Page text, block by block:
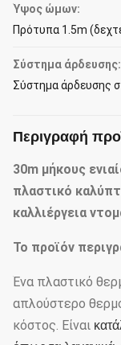
Ύψος ώμων:
Πρότυπα 1.5m
Σύστημα άρδευσης:
Σύστημα άρδευσης
Περιγραφή
30m μήκους
πλαστικό
καλλιέργεια
Το προϊόν
Ένα πλαστικό
απλούστερο
κόστος. Είναι